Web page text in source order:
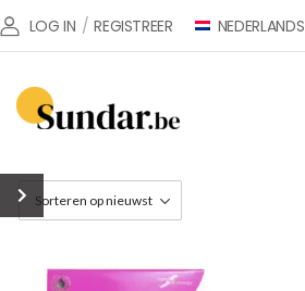
LOG IN / REGISTREER NEDERLANDS